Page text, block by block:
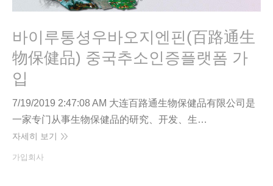
바이루통셩우바오지엔핀(百路通生
物保健品) 중국추소인증플랫폼 가
입
7/19/2019 2:47:08 AM 大连百路通生物保健品有限公司是
一家专门从事生物保健品的研究、开发、生…
자세히 보기
가입회사